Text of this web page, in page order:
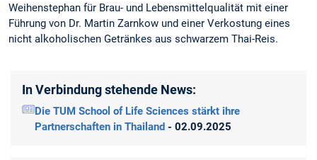
Weihenstephan für Brau- und Lebensmittelqualität mit einer
Führung von Dr. Martin Zarnkow und einer Verkostung eines
nicht alkoholischen Getränkes aus schwarzem Thai-Reis.
In Verbindung stehende News:
Die TUM School of Life Sciences stärkt ihre
Partnerschaften in Thailand - 02.09.2025